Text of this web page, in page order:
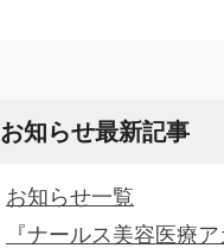
お知らせ最新記事
お知らせ一覧
『ナールス美容医療ア